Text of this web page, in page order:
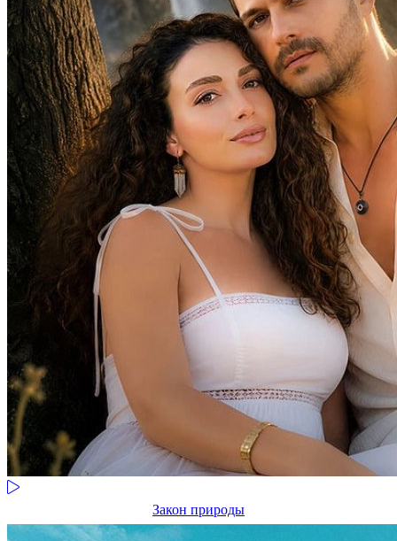
Закон природы